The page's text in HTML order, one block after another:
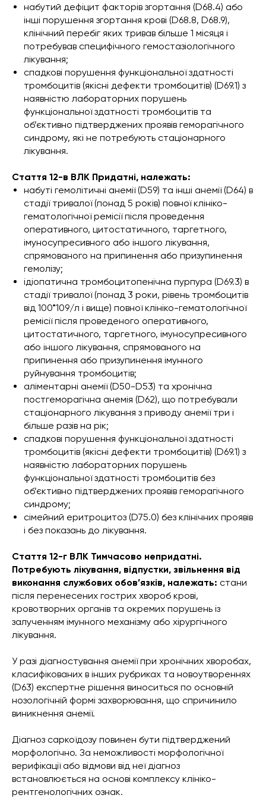
набутий дефіцит факторів згортання (D68.4) або
інші порушення згортання крові (D68.8, D68.9),
клінічний перебіг яких тривав більше 1 місяця і
потребував специфічного гемостазіологічного
лікування;
спадкові порушення функціональної здатності
тромбоцитів (якісні дефекти тромбоцитів) (D69.1) з
наявністю лабораторних порушень
функціональної здатності тромбоцитів та
об’єктивно підтверджених проявів геморагічного
синдрому, які не потребують стаціонарного
лікування.
Стаття 12-в ВЛК Придатні, належать:
набуті гемолітичні анемії (D59) та інші анемії (D64) в
стадії тривалої (понад 5 років) повної клініко-
гематологічної ремісії після проведення
оперативного, цитостатичного, таргетного,
імуносупресивного або іншого лікування,
спрямованого на припинення або призупинення
гемолізу;
ідіопатична тромбоцитопенічна пурпура (D69.3) в
стадії тривалої (понад 3 роки, рівень тромбоцитів
від 100*109/л і вище) повної клініко-гематологічної
ремісії після проведеного оперативного,
цитостатичного, таргетного, імуносупресивного
або іншого лікування, спрямованого на
припинення або призупинення імунного
руйнування тромбоцитів;
аліментарні анемії (D50-D53) та хронічна
постгеморагічна анемія (D62), що потребували
стаціонарного лікування з приводу анемії три і
більше разів на рік;
спадкові порушення функціональної здатності
тромбоцитів (якісні дефекти тромбоцитів) (D69.1) з
наявністю лабораторних порушень
функціональної здатності тромбоцитів без
об’єктивно підтверджених проявів геморагічного
синдрому;
сімейний еритроцитоз (D75.0) без клінічних проявів
і без показань до лікування.
Стаття 12-г ВЛК Тимчасово непридатні.
Потребують лікування, відпустки, звільнення від
виконання службових обов’язків, належать: стани
після перенесених гострих хвороб крові,
кровотворних органів та окремих порушень із
залученням імунного механізму або хірургічного
лікування.
У разі діагностування анемії при хронічних хворобах,
класифікованих в інших рубриках та новоутвореннях
(D63) експертне рішення виноситься по основній
нозологічній формі захворювання, що спричинило
виникнення анемії.
Діагноз саркоїдозу повинен бути підтверджений
морфологічно. За неможливості морфологічної
верифікації або відмови від неї діагноз
встановлюється на основі комплексу клініко-
рентгенологічних ознак.